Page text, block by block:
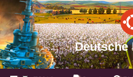
Deutsche